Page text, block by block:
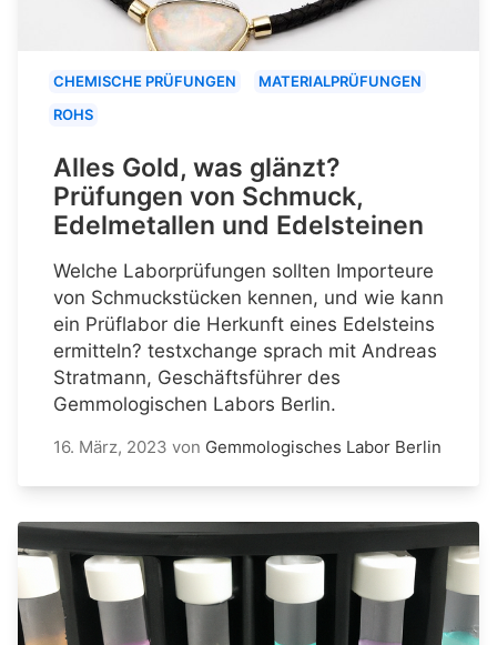
CHEMISCHE PRÜFUNGEN
MATERIALPRÜFUNGEN
ROHS
Alles Gold, was glänzt?
Prüfungen von Schmuck,
Edelmetallen und Edelsteinen
Welche Laborprüfungen sollten Importeure
von Schmuckstücken kennen, und wie kann
ein Prüflabor die Herkunft eines Edelsteins
ermitteln? testxchange sprach mit Andreas
Stratmann, Geschäftsführer des
Gemmologischen Labors Berlin.
16. März, 2023 von Gemmologisches Labor Berlin